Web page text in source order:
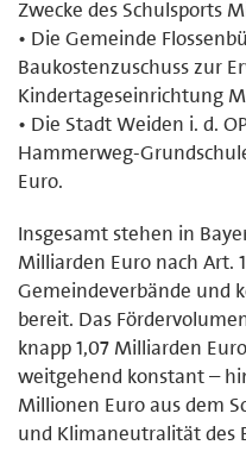
Zwecke des Schulsports
• Die Gemeinde
Baukostenzuschuss zur
Kindertageseinrichtung
• Die Stadt Weiden i. d.
Hammerweg-
Euro.
Insgesamt stehen in
Milliarden Euro nach Art.
Gemeindeverbände und
bereit. Das
knapp 1,07 Milliarden
weitgehend konstant –
Millionen Euro aus dem
und Klimaneutralität des